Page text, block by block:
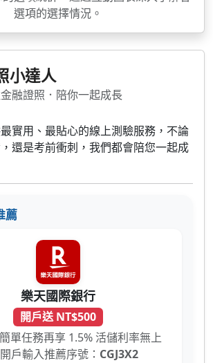
選項的選擇情況。
小達人
融證照．陪你一起成長
實用、最貼心的線上測驗服務，不論
還是考前衝刺，我們都會陪您一起成
薦
樂天國際銀行
開戶送 NT$500
單任務再享 1.5% 活儲利率無上
戶輸入推薦序號： CGJ3X2